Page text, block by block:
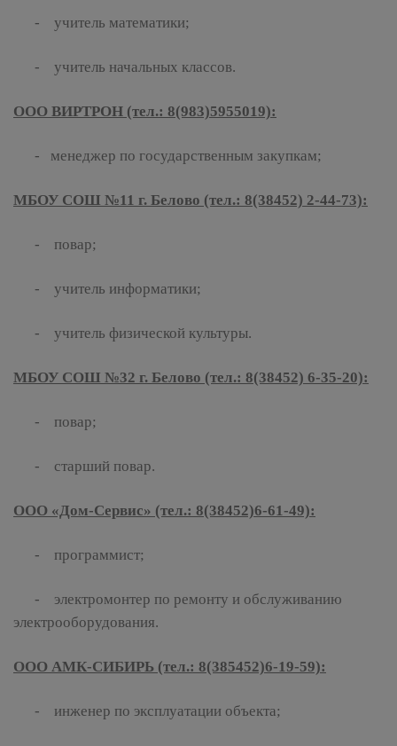
- учитель математики;
- учитель начальных классов.
ООО ВИРТРОН (тел.: 8(983)5955019):
- менеджер по государственным закупкам;
МБОУ СОШ №11 г. Белово (тел.: 8(38452) 2-44-73):
- повар;
- учитель информатики;
- учитель физической культуры.
МБОУ СОШ №32 г. Белово (тел.: 8(38452) 6-35-20):
- повар;
- старший повар.
ООО «Дом-Сервис» (тел.: 8(38452)6-61-49):
- программист;
- электромонтер по ремонту и обслуживанию
электрооборудования.
ООО АМК-СИБИРЬ (тел.: 8(385452)6-19-59):
- инженер по эксплуатации объекта;